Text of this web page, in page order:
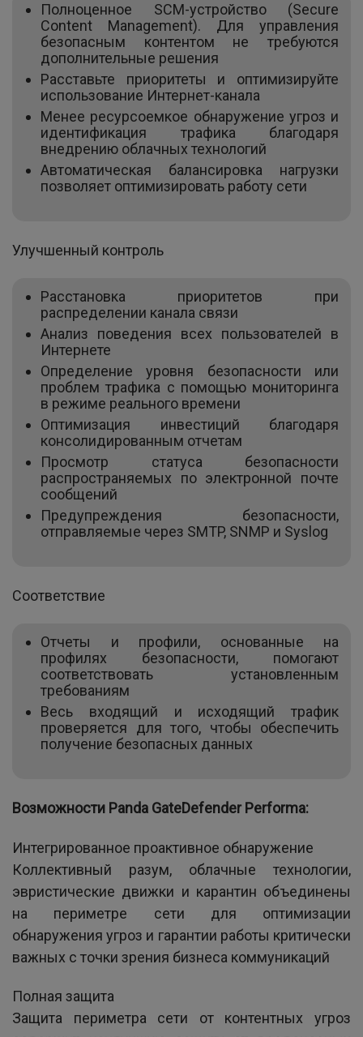
Полноценное SCM-устройство (Secure
Content Management). Для управления
безопасным контентом не требуются
дополнительные решения
Расставьте приоритеты и оптимизируйте
использование Интернет-канала
Менее ресурсоемкое обнаружение угроз и
идентификация трафика благодаря
внедрению облачных технологий
Автоматическая балансировка нагрузки
позволяет оптимизировать работу сети
Улучшенный контроль
Расстановка приоритетов при
распределении канала связи
Анализ поведения всех пользователей в
Интернете
Определение уровня безопасности или
проблем трафика с помощью мониторинга
в режиме реального времени
Оптимизация инвестиций благодаря
консолидированным отчетам
Просмотр статуса безопасности
распространяемых по электронной почте
сообщений
Предупреждения безопасности,
отправляемые через SMTP, SNMP и Syslog
Соответствие
Отчеты и профили, основанные на
профилях безопасности, помогают
соответствовать установленным
требованиям
Весь входящий и исходящий трафик
проверяется для того, чтобы обеспечить
получение безопасных данных
Возможности Panda GateDefender Performa:
Интегрированное проактивное обнаружение
Коллективный разум, облачные технологии,
эвристические движки и карантин объединены
на периметре сети для оптимизации
обнаружения угроз и гарантии работы критически
важных с точки зрения бизнеса коммуникаций
Полная защита
Защита периметра сети от контентных угроз